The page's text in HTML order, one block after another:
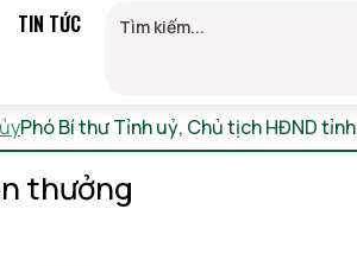
TIN TỨC
Phó Bí thư Tỉnh uỷ, Chủ tịch HĐND tỉnh
thưởng